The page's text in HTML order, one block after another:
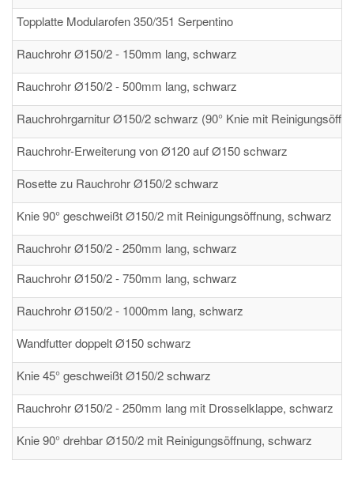
Topplatte Modularofen 350/351 Serpentino
Rauchrohr Ø150/2 - 150mm lang, schwarz
Rauchrohr Ø150/2 - 500mm lang, schwarz
Rauchrohrgarnitur Ø150/2 schwarz (90° Knie mit
Rauchrohr-Erweiterung von Ø120 auf Ø150 schwarz
Rosette zu Rauchrohr Ø150/2 schwarz
Knie 90° geschweißt Ø150/2 mit Reinigungsöffnung, schwarz
Rauchrohr Ø150/2 - 250mm lang, schwarz
Rauchrohr Ø150/2 - 750mm lang, schwarz
Rauchrohr Ø150/2 - 1000mm lang, schwarz
Wandfutter doppelt Ø150 schwarz
Knie 45° geschweißt Ø150/2 schwarz
Rauchrohr Ø150/2 - 250mm lang mit Drosselklappe, schwarz
Knie 90° drehbar Ø150/2 mit Reinigungsöffnung, schwarz